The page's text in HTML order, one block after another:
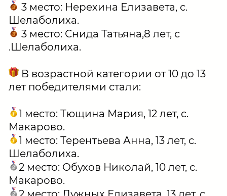
3 место: Нерехина Елизавета, с.
Шелаболиха.
3 место: Снида Татьяна,8 лет, с
.Шелаболиха.
В возрастной категории от 10 до 13
лет победителями стали:
1 место: Тющина Мария, 12 лет, с.
Макарово.
1 место: Терентьева Анна, 13 лет, с.
Шелаболиха.
2 место: Обухов Николай, 10 лет, с.
Макарово.